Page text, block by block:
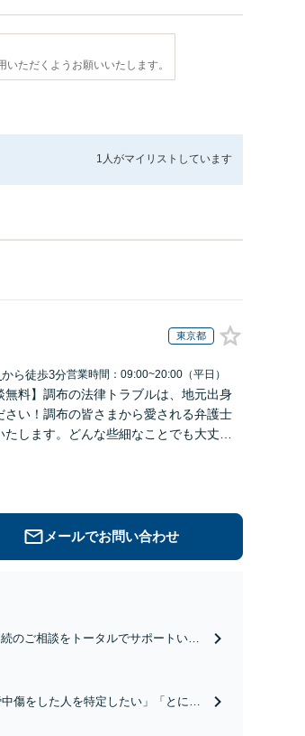
ただくようお願いいたします。
1人がマイリストしています
東京都
から徒歩3分営業時間：09:00~20:00（平日）
無料】調布の法律トラブルは、地元出身
さい！調布の皆さまから愛される弁護士
します。どんな些細なことでも大丈夫
メールでお問い合わせ
のご相談をトータルでサポートいた
土日祝対応可】
傷をした人を特定したい」「とにか